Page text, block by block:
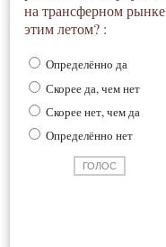
на трансферном рынке
этим летом? :
Определённо да
Скорее да, чем нет
Скорее нет, чем да
Определённо нет